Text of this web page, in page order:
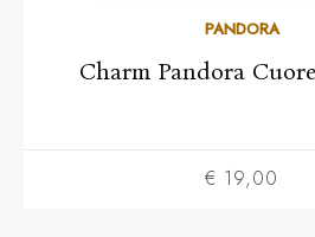
PANDORA
Charm Pandora
€ 19,00